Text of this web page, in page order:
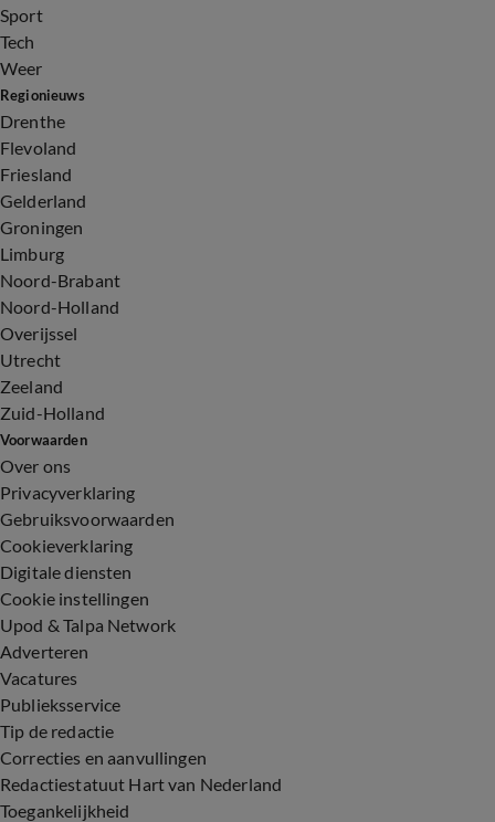
Sport
Tech
Weer
Regionieuws
Drenthe
Flevoland
Friesland
Gelderland
Groningen
Limburg
Noord-Brabant
Noord-Holland
Overijssel
Utrecht
Zeeland
Zuid-Holland
Voorwaarden
Over ons
Privacyverklaring
Gebruiksvoorwaarden
Cookieverklaring
Digitale diensten
Cookie instellingen
Upod & Talpa Network
Adverteren
Vacatures
Publieksservice
Tip de redactie
Correcties en aanvullingen
Redactiestatuut Hart van Nederland
Toegankelijkheid